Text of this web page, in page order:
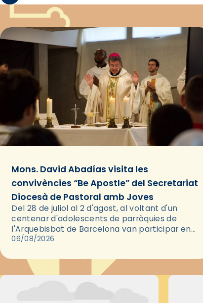
Mons. David Abadías visita les
convivències “Be Apostle” del Secretariat
Diocesà de Pastoral amb Joves
Del 28 de juliol al 2 d'agost, al voltant d'un
centenar d'adolescents de parròquies de
l'Arquebisbat de Barcelona van participar en
les convivències Be Apostle, organitzades pel
06/08/2026